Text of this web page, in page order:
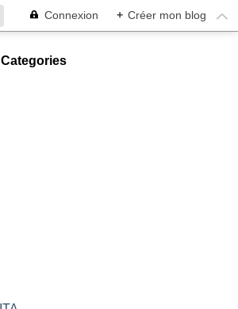
Connexion + Créer mon blog
Categories